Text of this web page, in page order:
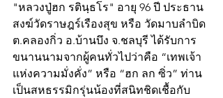
"หลวงปู่ฮก รตินฺธโร" อายุ 96 ปี ประธาน
สงฆ์วัดราษฎร์เรืองสุข หรือ วัดมาบลำบิด
ต.คลองกิ่ว อ.บ้านบึง จ.ชลบุรี ได้รับการ
ขนานนามจากผู้คนทั่วไปว่าคือ “เทพเจ้า
แห่งความมั่งคั่ง” หรือ “ฮก ลก ซิ่ว” ท่าน
เป็นสหธรรมิกรุ่นน้องที่สนิทชิดเชื้อกับ